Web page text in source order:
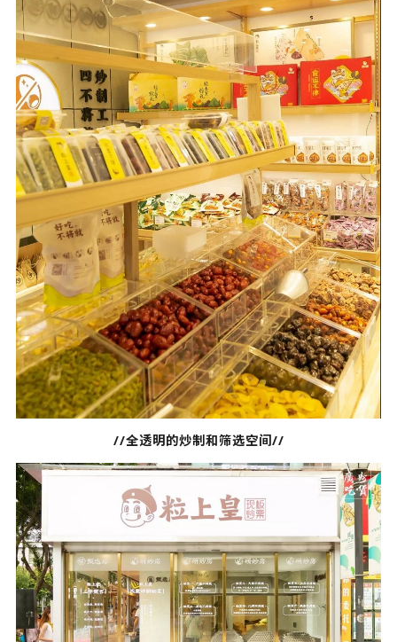
//全透明的炒制和筛选空间//